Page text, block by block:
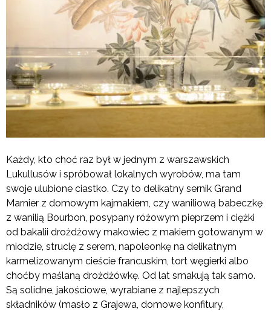
Każdy, kto choć raz był w jednym z warszawskich
Lukullusów i spróbował lokalnych wyrobów, ma tam
swoje ulubione ciastko. Czy to delikatny sernik Grand
Marnier z domowym kajmakiem, czy waniliową babeczkę
z wanilią Bourbon, posypany różowym pieprzem i ciężki
od bakalii drożdżowy makowiec z makiem gotowanym w
miodzie, struclę z serem, napoleonkę na delikatnym
karmelizowanym cieście francuskim, tort węgierki albo
choćby maślaną drożdżówkę. Od lat smakują tak samo.
Są solidne, jakościowe, wyrabiane z najlepszych
składników (masło z Grajewa, domowe konfitury,